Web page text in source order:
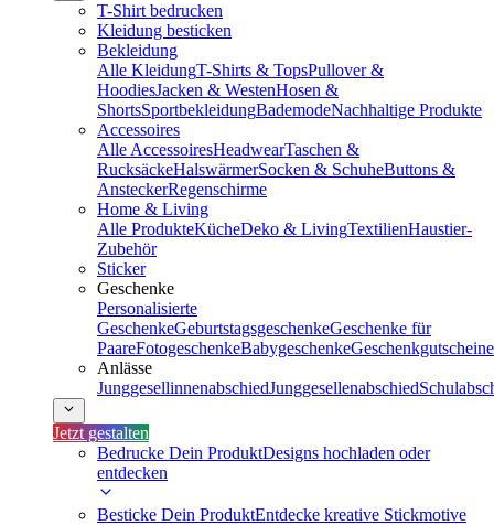
T-Shirt bedrucken
Kleidung besticken
Bekleidung
Alle KleidungT-Shirts & TopsPullover &
HoodiesJacken & WestenHosen &
ShortsSportbekleidungBademodeNachhaltige Produkte
Accessoires
Alle AccessoiresHeadwearTaschen &
RucksäckeHalswärmerSocken & SchuheButtons &
AnsteckerRegenschirme
Home & Living
Alle ProdukteKücheDeko & LivingTextilienHaustier-
Zubehör
Sticker
Geschenke
Personalisierte
GeschenkeGeburtstagsgeschenkeGeschenke für
PaareFotogeschenkeBabygeschenkeGeschenkgutscheine
Anlässe
JunggesellinnenabschiedJunggesellenabschied
Jetzt gestalten
Bedrucke Dein ProduktDesigns hochladen oder
entdecken
Besticke Dein ProduktEntdecke kreative Stickmotive